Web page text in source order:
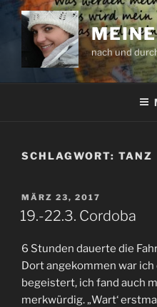
Zum
Inhalt
springen
nach und
SCHLAGWORT: TANZ
VERÖFFENTLICHT
AM
MÄRZ 23, 2017
19.-22.3. Cordoba
6 Stunden dauerte die
Dort angekommen war
begeistert, ich fand auch
merkwürdig. „Wart‘